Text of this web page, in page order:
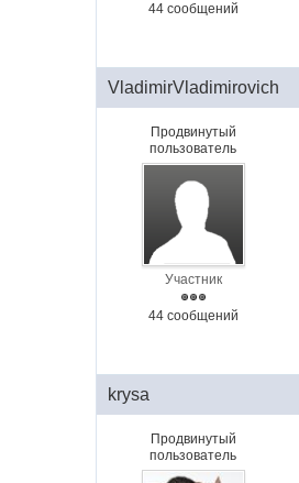
44 сообщений
VladimirVladimirovich
Продвинутый
пользователь
Участник
44 сообщений
krysa
Продвинутый
пользователь